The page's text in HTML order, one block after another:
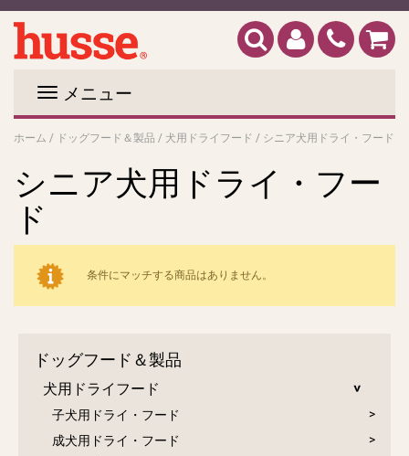
メニュー
ホーム / ドッグフード＆製品 / 犬用ドライフード / シニア犬用ドライ・フード
シニア犬用ドライ・フー
ド
条件にマッチする商品はありません。
ドッグフード＆製品
犬用ドライフード
子犬用ドライ・フード
成犬用ドライ・フード